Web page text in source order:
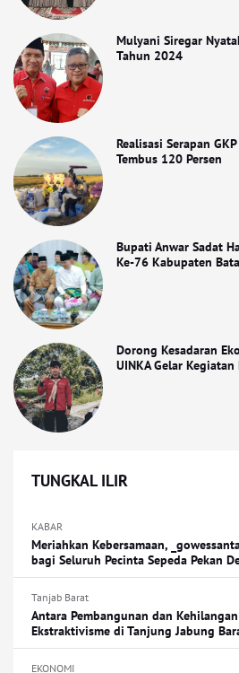
Mulyani Siregar
Tahun 2024
Realisasi Serapan
Tembus 120 Persen
Bupati Anwar Sadat
Ke-76 Kabupaten
Dorong Kesadaran
UINKA Gelar
TUNGKAL ILIR
KABAR
Meriahkan Kebersamaan,
bagi Seluruh Pecinta Sepeda Pekan
Tanjab Barat
Antara Pembangunan dan
Ekstraktivisme di Tanjung Jabung
EKONOMI